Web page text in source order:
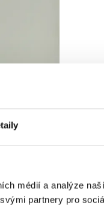
médií a analýze
partnery pro